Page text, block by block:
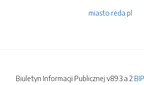
miasto.reda.pl
Biuletyn Informacji Publicznej v89.3.a.2